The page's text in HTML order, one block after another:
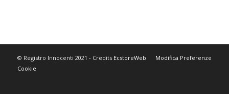
© Registro Innocenti 2021 - Credits EcstoreWeb
Modifica Preferenze
Cookie